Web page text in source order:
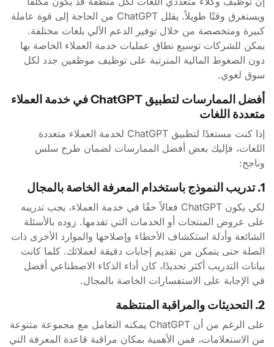
ويستغرق وقتًا طويلاً. يقلل ChatGPT من الحاجة إلى قوة عاملة
كبيرة ومتخصصة من خلال توفير الدعم الآلي بلغات مختلفة.
يمكن للشركات توسيع نطاق عمليات خدمة العملاء الخاصة بها
دون الضغوط المالية المترتبة على توظيف موظفين جدد لكل
سوق لغوي.
أفضل الممارسات لتطبيق ChatGPT في خدمة العملاء
متعددة اللغات
إذا كنت مستعدًا لتطبيق ChatGPT لخدمة العملاء متعددة
اللغات، فإليك بعض أفضل الممارسات لضمان طرح سلس
وناجح:
1. تدريب النموذج باستخدام المعرفة الخاصة بالمجال
لكي يكون ChatGPT فعالاً حقًا في خدمة العملاء، يجب تدريبه
على عروض المنتجات أو الخدمات التي تقدمها. زوده بالأسئلة
الشائعة وأدلة استكشاف الأخطاء وإصلاحها والموارد الأخرى ذات
الصلة حتى يتمكن من تقديم إجابات دقيقة لعملائك. كلما كانت
بيانات التدريب أكثر تحديدًا، كان أداء الذكاء الاصطناعي أفضل
في الإجابة على الاستفسارات الخاصة بالمجال.
2. التحديثات والمراقبة المنتظمة
على الرغم من أن ChatGPT يمكنه التعامل مع مجموعة متنوعة
من الاستعلامات، فمن الأهمية بمكان مراقبة قاعدة المعرفة التي